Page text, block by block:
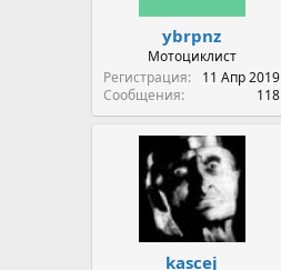
ybrpnz
Мотоциклист
Регистрация
11 Апр 2019
Сообщения
118
kascej